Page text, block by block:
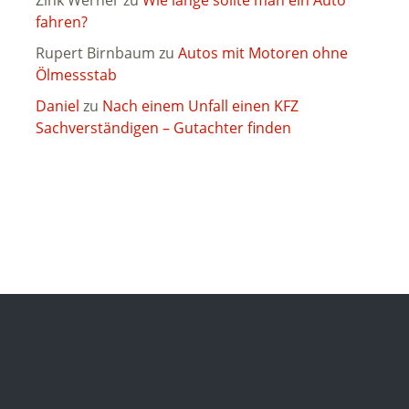
fahren?
Rupert Birnbaum zu Autos mit Motoren ohne
Ölmessstab
Daniel zu Nach einem Unfall einen KFZ
Sachverständigen – Gutachter finden